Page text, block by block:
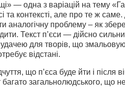
— одна з варіацій на тему
та контексті, але про те ж
аналогічну проблему – як
Текст п’єси — дійсно
для творів, що
відстані.
що п’єса буде йти і після
загальнолюдського, що